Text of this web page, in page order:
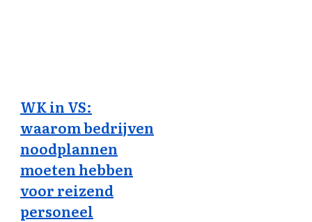
WK in VS:
waarom bedrijven
noodplannen
moeten hebben
voor reizend
personeel